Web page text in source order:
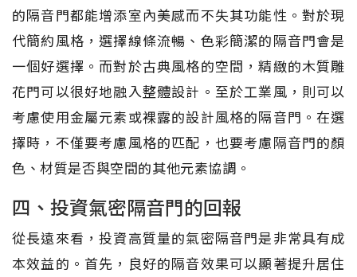
的隔音門都能增添室內美感而不失其功能性。對於現
代簡約風格，選擇線條流暢、色彩簡潔的隔音門會是
一個好選擇。而對於古典風格的空間，精緻的木質雕
花門可以很好地融入整體設計。至於工業風，則可以
考慮使用金屬元素或裸露的設計風格的隔音門。在選
擇時，不僅要考慮風格的匹配，也要考慮隔音門的顏
色、材質是否與空間的其他元素協調。
四、投資氣密隔音門的回報
從長遠來看，投資高質量的氣密隔音門是非常具有成
本效益的。首先，良好的隔音效果可以顯著提升居住